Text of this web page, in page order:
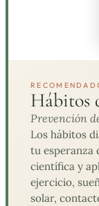
Hábitos
Prevención
Los hábitos
tu esperanza
científica y
ejercicio,
solar,